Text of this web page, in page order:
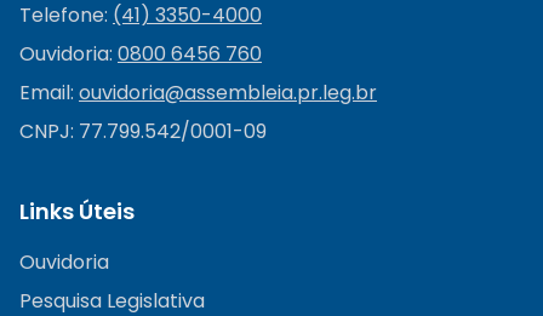
Telefone: (41) 3350-4000
Ouvidoria: 0800 6456 760
Email: ouvidoria@assembleia.pr.leg.br
CNPJ: 77.799.542/0001-09
Links Úteis
Ouvidoria
Pesquisa Legislativa